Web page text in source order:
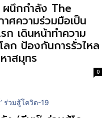
ผนึกกำลัง The
ศความร่วมมือเป็น
ก เดินหน้าทำความ
ลก ป้องกันการรั่วไหล
าสมุทร
0